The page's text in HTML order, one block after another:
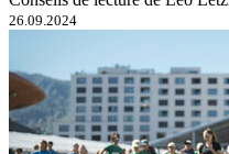
26.09.2024